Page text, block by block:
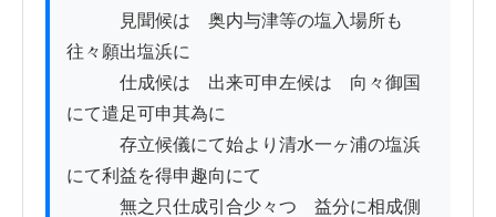
見聞候はゝ奥内与津等の塩入場所も
往々願出塩浜に
仕成候はゝ出来可申左候はゝ向々御国
にて遣足可申其為に
存立候儀にて始より清水一ヶ浦の塩浜
にて利益を得申趣向にて
無之只仕成引合少々つゝ益分に相成側